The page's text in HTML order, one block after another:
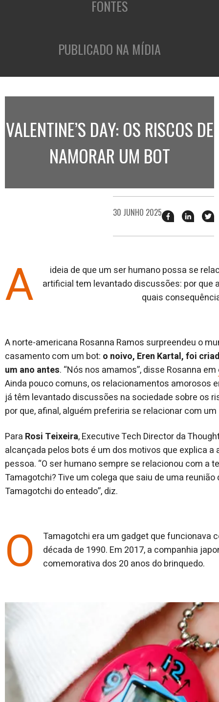
FONTES
PUBLICADO NA MÍDIA
VALENTINE’S DAY: OS RISCOS DE
NAMORAR UM BOT
30 JUNHO 2025 Compartilhar
esse
no
esse
no
A
ideia de que um ser humano possa se
artificial tem levantado discussões: por que
quais
A norte-americana Rosanna Ramos surpreendeu o
casamento com um bot: o noivo, Eren Kartal, foi
um ano antes. “Nós nos amamos”, disse Rosanna em
Ainda pouco comuns, os relacionamentos amorosos
já têm levantado discussões na sociedade sobre os
por que, afinal, alguém preferiria se relacionar com um
Para Rosi Teixeira, Executive Tech Director da
alcançada pelos bots é um dos motivos que explica
pessoa. “O ser humano sempre se relacionou com a
Tamagotchi? Tive um colega que saiu de uma
Tamagotchi do enteado”, diz.
O
Tamagotchi era um gadget que funcionava
década de 1990. Em 2017, a companhia
comemorativa dos 20 anos do brinquedo.